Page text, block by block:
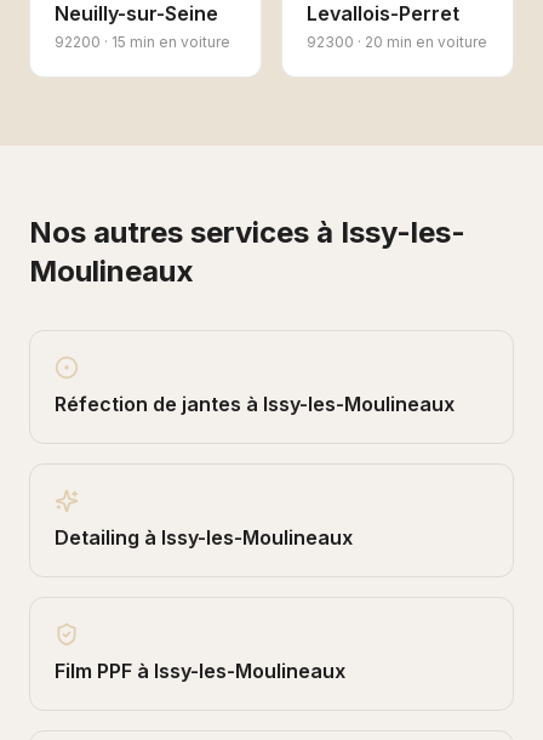
Neuilly-sur-Seine
92200 · 15 min en voiture
Levallois-Perret
92300 · 20 min en voiture
Nos autres services à Issy-les-
Moulineaux
Réfection de jantes à Issy-les-Moulineaux
Detailing à Issy-les-Moulineaux
Film PPF à Issy-les-Moulineaux